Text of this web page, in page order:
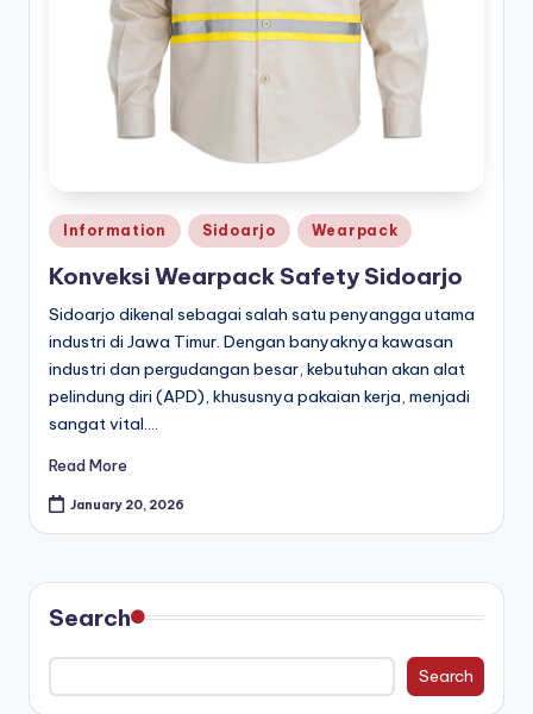
Posted
in
Information Sidoarjo Wearpack
Konveksi Wearpack Safety Sidoarjo
Sidoarjo dikenal sebagai salah satu penyangga utama
industri di Jawa Timur. Dengan banyaknya kawasan
industri dan pergudangan besar, kebutuhan akan alat
pelindung diri (APD), khususnya pakaian kerja, menjadi
sangat vital.…
Read More
January 20, 2026
Search
Search